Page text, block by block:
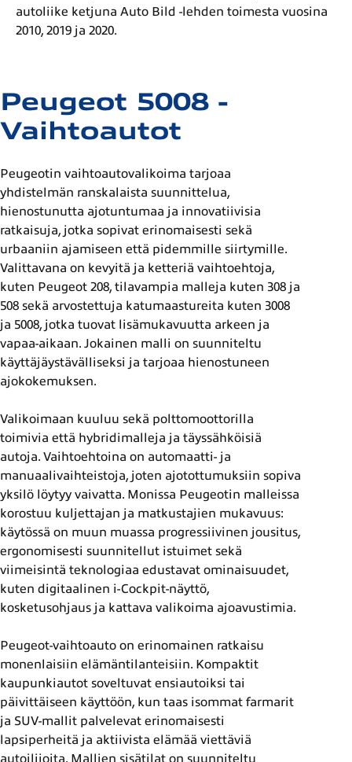
Peugeot 5008 -
Vaihtoautot
Peugeotin vaihtoautovalikoima tarjoaa
yhdistelmän ranskalaista suunnittelua,
hienostunutta ajotuntumaa ja innovatiivisia
ratkaisuja, jotka sopivat erinomaisesti sekä
urbaaniin ajamiseen että pidemmille siirtymille.
Valittavana on kevyitä ja ketteriä vaihtoehtoja,
kuten Peugeot 208, tilavampia malleja kuten 308 ja
508 sekä arvostettuja katumaastureita kuten 3008
ja 5008, jotka tuovat lisämukavuutta arkeen ja
vapaa-aikaan. Jokainen malli on suunniteltu
käyttäjäystävälliseksi ja tarjoaa hienostuneen
ajokokemuksen.
Valikoimaan kuuluu sekä polttomoottorilla
toimivia että hybridimalleja ja täyssähköisiä
autoja. Vaihtoehtoina on automaatti- ja
manuaalivaihteistoja, joten ajotottumuksiin sopiva
yksilö löytyy vaivatta. Monissa Peugeotin malleissa
korostuu kuljettajan ja matkustajien mukavuus:
käytössä on muun muassa progressiivinen jousitus,
ergonomisesti suunnitellut istuimet sekä
viimeisintä teknologiaa edustavat ominaisuudet,
kuten digitaalinen i-Cockpit-näyttö,
kosketusohjaus ja kattava valikoima ajoavustimia.
Peugeot-vaihtoauto on erinomainen ratkaisu
monenlaisiin elämäntilanteisiin. Kompaktit
kaupunkiautot soveltuvat ensiautoiksi tai
päivittäiseen käyttöön, kun taas isommat farmarit
ja SUV-mallit palvelevat erinomaisesti
lapsiperheitä ja aktiivista elämää viettäviä
autoilijoita. Mallien sisätilat on suunniteltu
autoliike ketjuna Auto Bild -lehden toimesta vuosina
2010, 2019 ja 2020.